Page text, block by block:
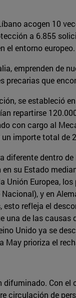
acogen 10
a 6.855
el entorno europeo.
emprenden de
que
se estableció
repartirse
con cargo al
importe total de
dentro
su Estado
Europea,
y en
refleja el
una de las
Unido ya se
May prioriza el
Con
circulación de